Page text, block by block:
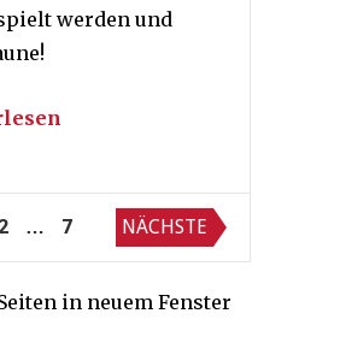
werden und
2 … 7 NÄCHSTE
in neuem Fenster